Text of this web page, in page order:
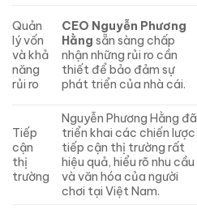
Quản
lý vốn
và khả
năng
rủi ro
CEO Nguyễn Phương
Hằng sẵn sàng chấp
nhận những rủi ro cần
thiết để bảo đảm sự
phát triển của nhà cái.
Tiếp
cận
thị
trường
Nguyễn Phương Hằng đã
triển khai các chiến lược
tiếp cận thị trường rất
hiệu quả, hiểu rõ nhu cầu
và văn hóa của người
chơi tại Việt Nam.